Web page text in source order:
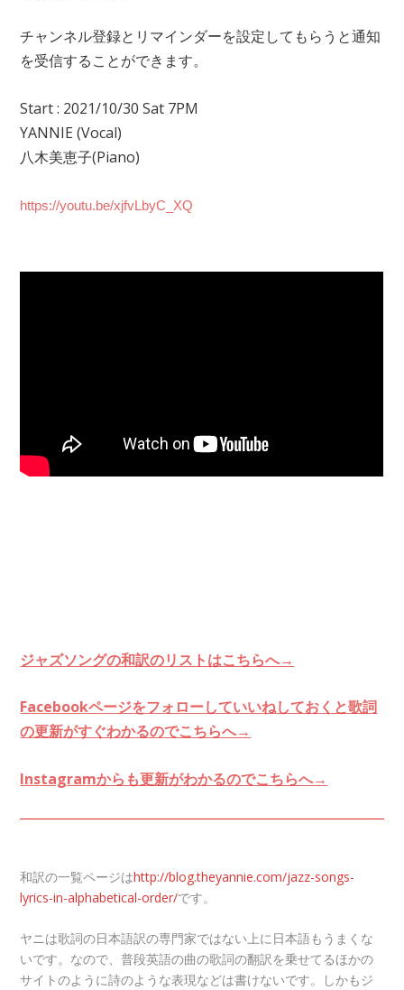
チャンネル登録とリマインダーを設定してもらうと通知
を受信することができます。
Start : 2021/10/30 Sat 7PM
YANNIE (Vocal)
八木美恵子(Piano)
https://youtu.be/xjfvLbyC_XQ
ジャズソングの和訳のリストはこちらへ→
Facebookページをフォローしていいねしておくと歌詞
の更新がすぐわかるのでこちらへ→
Instagramからも更新がわかるのでこちらへ→
和訳の一覧ページはhttp://blog.theyannie.com/jazz-songs-
lyrics-in-alphabetical-order/です。
ヤニは歌詞の日本語訳の専門家ではない上に日本語もうまくな
いです。なので、普段英語の曲の歌詞の翻訳を乗せてるほかの
サイトのように詩のような表現などは書けないです。しかもジ